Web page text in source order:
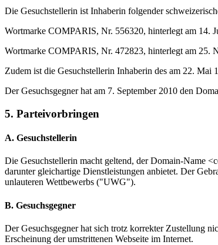
Die Gesuchstellerin ist Inhaberin folgender
Wortmarke COMPARIS, Nr. 556320, hinterlegt am 14.
Wortmarke COMPARIS, Nr. 472823, hinterlegt am 25.
Zudem ist die Gesuchstellerin Inhaberin des am 22.
Der Gesuchsgegner hat am 7. September 2010 den
5. Parteivorbringen
A. Gesuchstellerin
Die Gesuchstellerin macht geltend, der Domain-Name
darunter gleichartige Dienstleistungen anbietet. Der
unlauteren Wettbewerbs ("UWG").
B. Gesuchsgegner
Der Gesuchsgegner hat sich trotz korrekter Zustellung
Erscheinung der umstrittenen Webseite im Internet.